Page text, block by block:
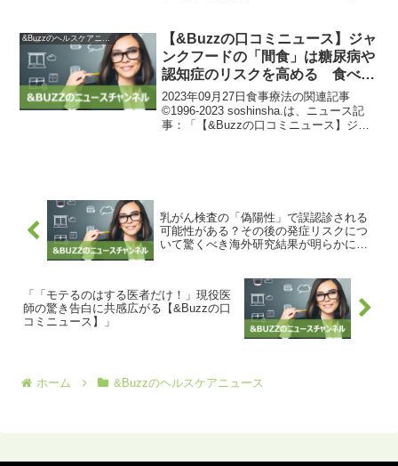
る脳の...
&Buzzのヘルスケアニュース
【&Buzzの口コミニュース】ジャ
ンクフードの「間食」は糖尿病や
認知症のリスクを高める 食べる
と良いのはどんな食品？ | ニュー
ス | 糖尿病ネットワーク
2023年09月27日食事療法の関連記事
©1996-2023 soshinsha.は、ニュース記
事：「【&Buzzの口コミニュース】ジャ
乳がん検査の「偽陽性」で誤認診される
可能性がある？その後の発症リスクにつ
いて驚くべき海外研究結果が明らかに！
「「モテるのはする医者だけ！」現役医
師の驚き告白に共感広がる【&Buzzの口
コミニュース】」
ホーム &Buzzのヘルスケアニュース